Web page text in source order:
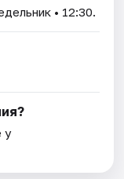
• 12:30.
у